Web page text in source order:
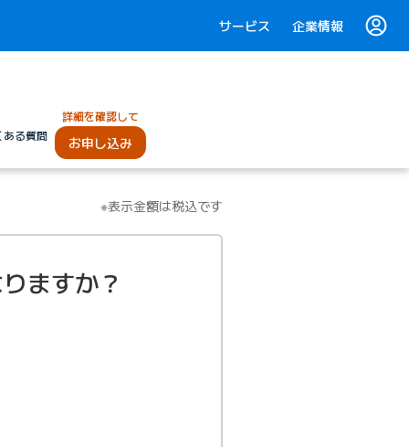
サービス 企業情報
ある質問
詳細を確認して
お申し込み
※表示金額は税込です
ますか？